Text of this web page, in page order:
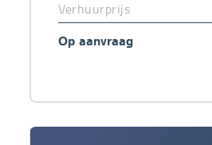
Verhuurprijs
Op aanvraag